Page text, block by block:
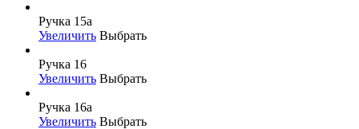
Ручка 15а
Увеличить Выбрать
Ручка 16
Увеличить Выбрать
Ручка 16а
Увеличить Выбрать